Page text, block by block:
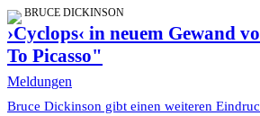
BRUCE DICKINSON
›Cyclops‹ in neuem Gewand
To Picasso"
Meldungen
Bruce Dickinson gibt einen weiteren